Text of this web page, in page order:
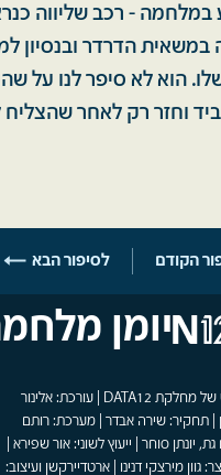
במלחמה - רכב שליווה
הדרדר ובנסיון
הוא לא סיפר לנו על
ביד וחזר רק לאחר
הקודם לסיפור הבא
יומן
פרויקט של מחלקת DATA12 | עורכת: אלינור
| תחקיר: שירה אבדר | מערכת: רותם
גת, יונתן סוחר | ייעוץ לשוני: אור שפירא |
גוון מירצקי דנינו | ארטדיירקשן ועיצוב: